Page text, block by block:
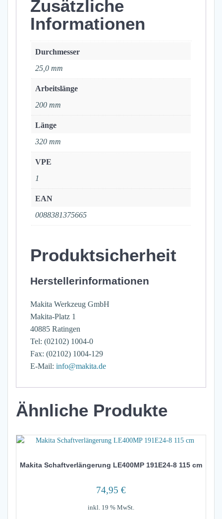
Zusätzliche
Informationen
Durchmesser
25,0 mm
Arbeitslänge
200 mm
Länge
320 mm
VPE
1
EAN
0088381375665
Produktsicherheit
Herstellerinformationen
Makita Werkzeug GmbH
Makita-Platz 1
40885 Ratingen
Tel: (02102) 1004-0
Fax: (02102) 1004-129
E-Mail: info@makita.de
Ähnliche Produkte
Makita Schaftverlängerung LE400MP 191E24-8 115 cm
74,95 €
inkl. 19 % MwSt.